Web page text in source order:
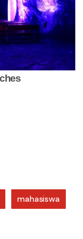
mahasiswa